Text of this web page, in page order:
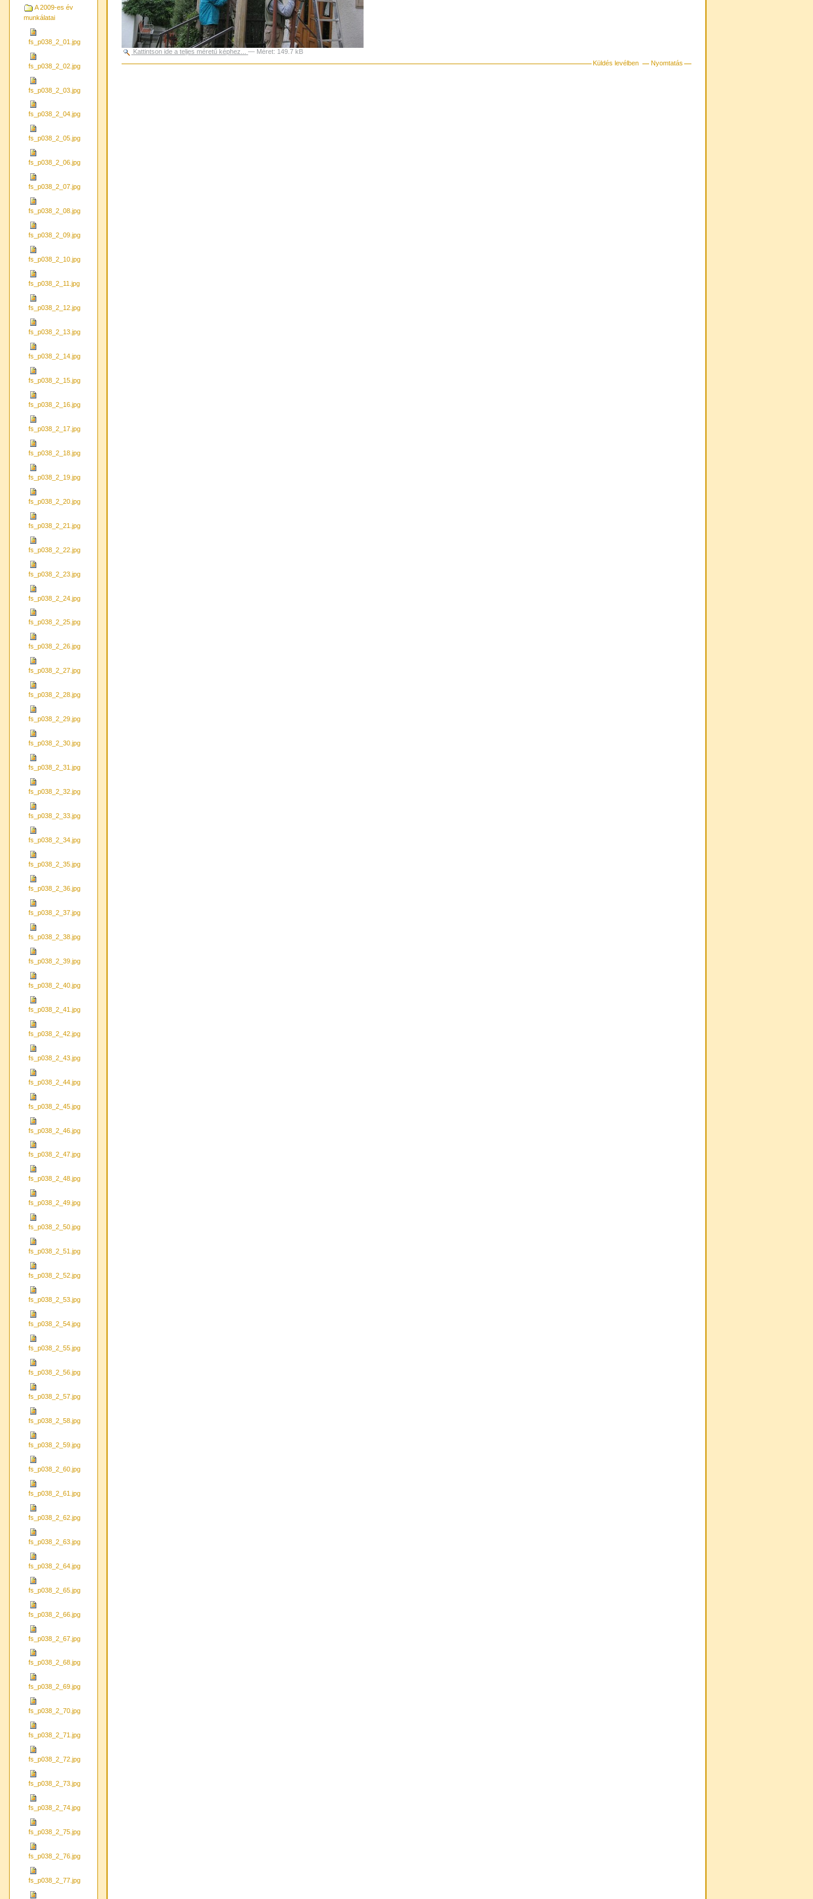
A 2009-es év
munkálatai
fs_p038_2_01.jpg
fs_p038_2_02.jpg
fs_p038_2_03.jpg
fs_p038_2_04.jpg
fs_p038_2_05.jpg
fs_p038_2_06.jpg
fs_p038_2_07.jpg
fs_p038_2_08.jpg
fs_p038_2_09.jpg
fs_p038_2_10.jpg
fs_p038_2_11.jpg
fs_p038_2_12.jpg
fs_p038_2_13.jpg
fs_p038_2_14.jpg
fs_p038_2_15.jpg
fs_p038_2_16.jpg
fs_p038_2_17.jpg
fs_p038_2_18.jpg
fs_p038_2_19.jpg
fs_p038_2_20.jpg
fs_p038_2_21.jpg
fs_p038_2_22.jpg
fs_p038_2_23.jpg
fs_p038_2_24.jpg
fs_p038_2_25.jpg
fs_p038_2_26.jpg
fs_p038_2_27.jpg
fs_p038_2_28.jpg
fs_p038_2_29.jpg
fs_p038_2_30.jpg
fs_p038_2_31.jpg
fs_p038_2_32.jpg
fs_p038_2_33.jpg
fs_p038_2_34.jpg
fs_p038_2_35.jpg
fs_p038_2_36.jpg
fs_p038_2_37.jpg
fs_p038_2_38.jpg
fs_p038_2_39.jpg
fs_p038_2_40.jpg
fs_p038_2_41.jpg
fs_p038_2_42.jpg
fs_p038_2_43.jpg
fs_p038_2_44.jpg
fs_p038_2_45.jpg
fs_p038_2_46.jpg
fs_p038_2_47.jpg
fs_p038_2_48.jpg
fs_p038_2_49.jpg
fs_p038_2_50.jpg
fs_p038_2_51.jpg
fs_p038_2_52.jpg
fs_p038_2_53.jpg
fs_p038_2_54.jpg
fs_p038_2_55.jpg
fs_p038_2_56.jpg
fs_p038_2_57.jpg
fs_p038_2_58.jpg
fs_p038_2_59.jpg
fs_p038_2_60.jpg
fs_p038_2_61.jpg
fs_p038_2_62.jpg
fs_p038_2_63.jpg
fs_p038_2_64.jpg
fs_p038_2_65.jpg
fs_p038_2_66.jpg
fs_p038_2_67.jpg
fs_p038_2_68.jpg
fs_p038_2_69.jpg
fs_p038_2_70.jpg
fs_p038_2_71.jpg
fs_p038_2_72.jpg
fs_p038_2_73.jpg
fs_p038_2_74.jpg
fs_p038_2_75.jpg
fs_p038_2_76.jpg
fs_p038_2_77.jpg
Kattintson ide a teljes méretű képhez... — Méret: 149.7 kB
Küldés levélben Nyomtatás